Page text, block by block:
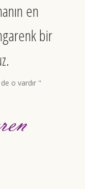
en
bir
o vardır "